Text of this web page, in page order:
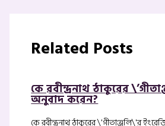
Related Posts
কে রবীন্দ্রনাথ ঠাকুরের
অনুবাদ করেন?
কে রবীন্দ্রনাথ ঠাকুরের \'গীতাঞ্জলি\'র